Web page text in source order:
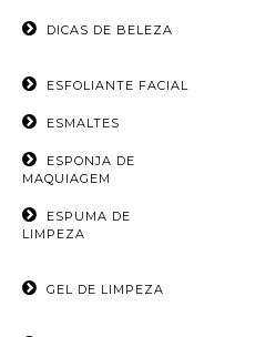
DICAS DE BELEZA
ESFOLIANTE FACIAL
ESMALTES
ESPONJA DE
MAQUIAGEM
ESPUMA DE
LIMPEZA
GEL DE LIMPEZA